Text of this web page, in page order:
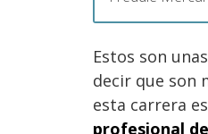
Estos son
decir que son
esta carrera
profesional